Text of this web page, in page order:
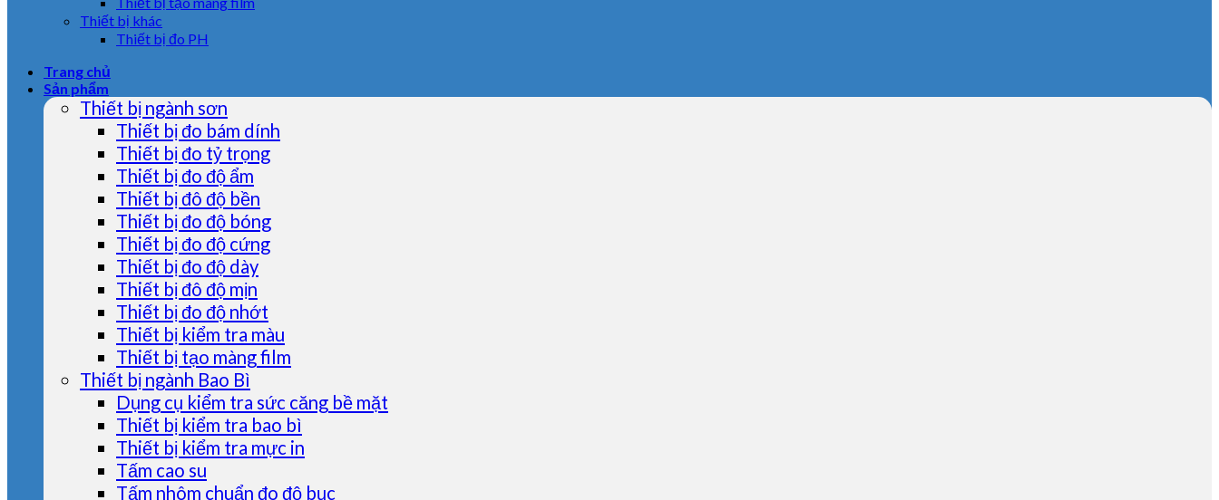
Thiết bị khác
Thiết bị đo PH
Trang chủ
Sản phẩm
Thiết bị ngành sơn
Thiết bị đo bám dính
Thiết bị đo tỷ trọng
Thiết bị đo độ ẩm
Thiết bị đô độ bền
Thiết bị đo độ bóng
Thiết bị đo độ cứng
Thiết bị đo độ dày
Thiết bị đô độ mịn
Thiết bị đo độ nhớt
Thiết bị kiểm tra màu
Thiết bị tạo màng film
Thiết bị ngành Bao Bì
Dụng cụ kiểm tra sức căng bề mặt
Thiết bị kiểm tra bao bì
Thiết bị kiểm tra mực in
Tấm cao su
Tấm nhôm chuẩn đo độ bục